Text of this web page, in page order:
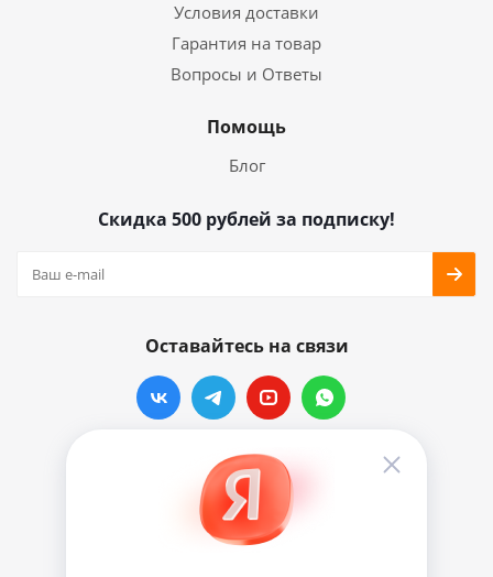
Условия доставки
Гарантия на товар
Вопросы и Ответы
Помощь
Блог
Скидка 500 рублей за подписку!
Оставайтесь на связи
Наши контакты
info@vinylmarkt.ru